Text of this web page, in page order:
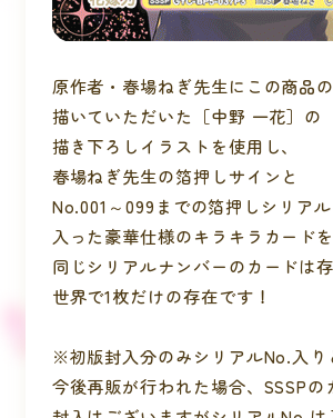
原作者・春場ねぎ先生にこの商品
描いていただいた［中野 一花］の
描き下ろしイラストを使用し、
春場ねぎ先生の箔押しサインと
No.001～099までの箔押しシリア
入った豪華仕様のキラキラカードを
同じシリアルナンバーのカードは
世界で1枚だけの存在です！
※初版封入分のみシリアルNo.入り
今後再販が行われた場合、SSSPの